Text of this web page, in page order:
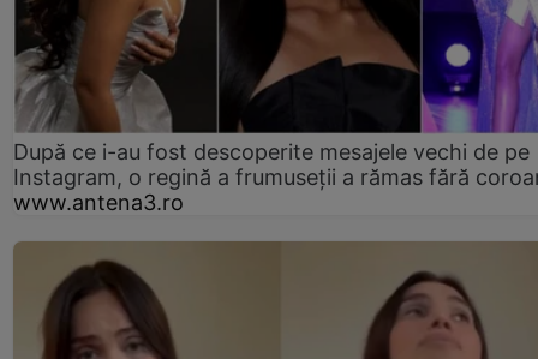
După ce i-au fost descoperite mesajele vechi de pe
Instagram, o regină a frumuseții a rămas fără
www.antena3.ro